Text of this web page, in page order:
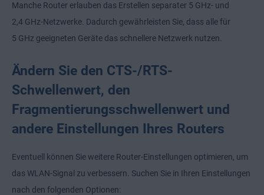
Manche Router erlauben das Erstellen separater 5 GHz- und
2,4 GHz-Netzwerke. Dadurch gewährleisten Sie, dass alle für
5 GHz geeigneten Geräte das schnellere Netzwerk nutzen.
Ändern Sie den CTS-/RTS-
Schwellenwert, den
Fragmentierungsschwellenwert und
andere Einstellungen Ihres Routers
Eventuell können Sie weitere Router-Einstellungen optimieren, um
das WLAN-Signal zu verbessern. Suchen Sie in Ihren Einstellungen
nach den folgenden Optionen: